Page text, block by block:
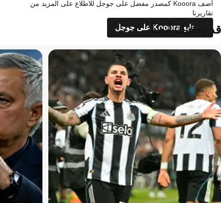
أضف Kooora كمصدر مفضل على جوجل للاطلاع على المزيد من
تقاريرنا
تابع Kooora على جوجل
قد يعجبك أيضاً